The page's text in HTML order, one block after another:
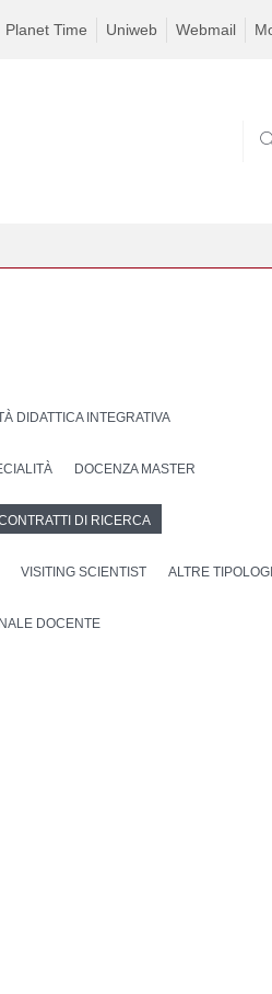
Planet Time Uniweb Webmail
DIDATTICA INTEGRATIVA
DOCENZA MASTER
DI RICERCA
VISITING SCIENTIST ALTRE
DOCENTE